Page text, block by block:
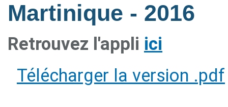
Martinique - 2016
Retrouvez l'appli ici
Télécharger la version .pdf